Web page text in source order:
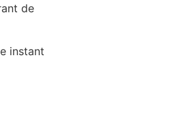
de
instant